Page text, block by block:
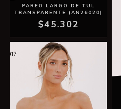
PAREO LARGO DE TUL
TRANSPARENTE (AN26020)
$45.302